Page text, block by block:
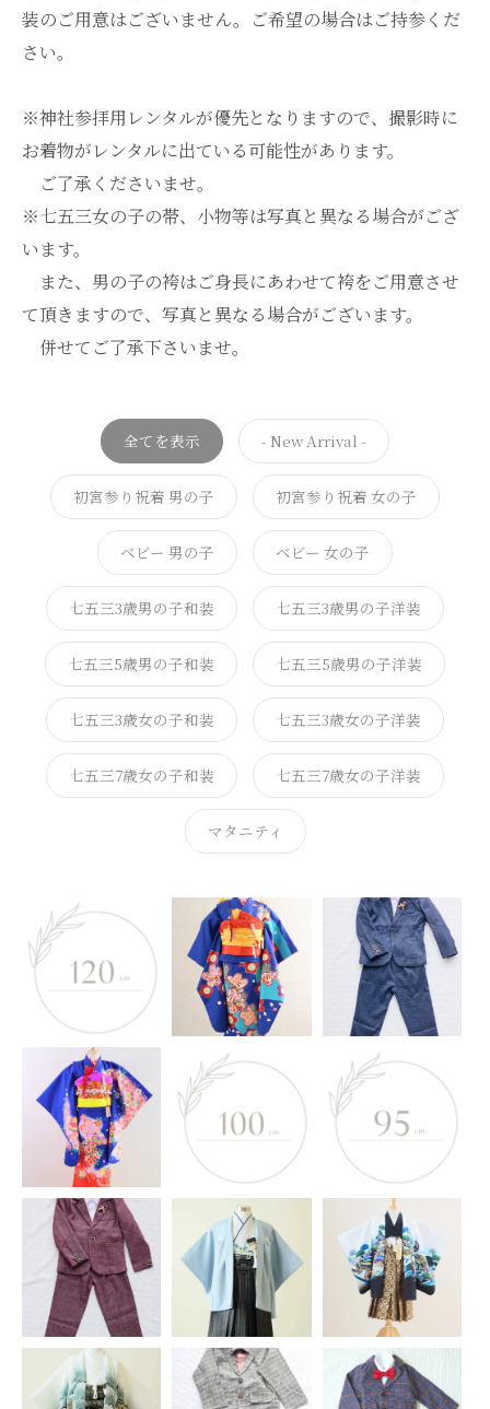
装のご用意はございません。ご希望の場合はご持参くだ
さい。
※神社参拝用レンタルが優先となりますので、撮影時に
お着物がレンタルに出ている可能性があります。
ご了承くださいませ。
※七五三女の子の帯、小物等は写真と異なる場合がござ
います。
また、男の子の袴はご身長にあわせて袴をご用意させ
て頂きますので、写真と異なる場合がございます。
併せてご了承下さいませ。
全てを表示 - New Arrival -
初宮参り祝着 男の子 初宮参り祝着 女の子
ベビー 男の子 ベビー 女の子
七五三3歳男の子和装 七五三3歳男の子洋装
七五三5歳男の子和装 七五三5歳男の子洋装
七五三3歳女の子和装 七五三3歳女の子洋装
七五三7歳女の子和装 七五三7歳女の子洋装
マタニティ